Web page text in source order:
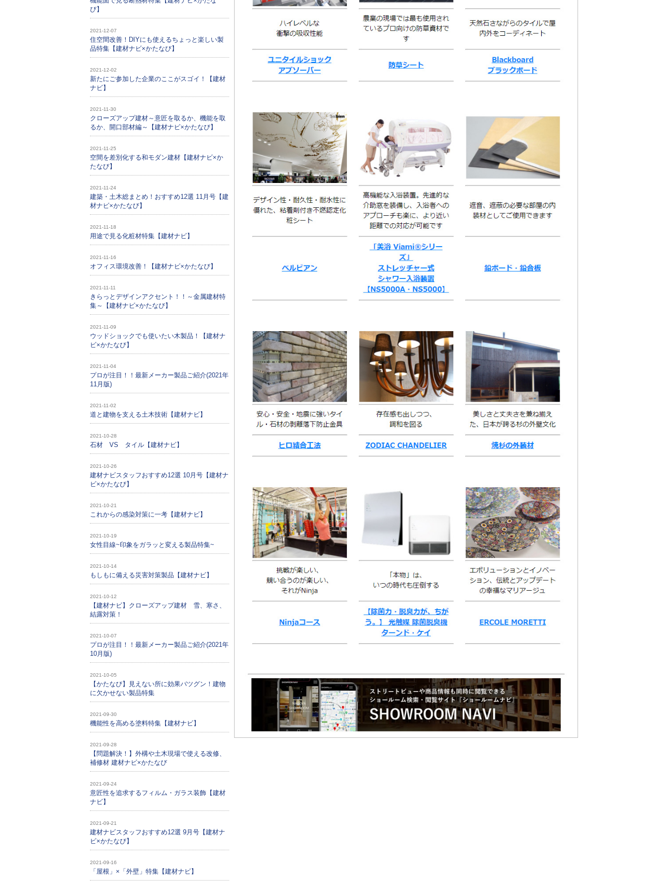
び】
2021-12-07
住空間改善！DIYにも使えるちょっと楽しい製
品特集【建材ナビ×かたなび】
2021-12-02
新たにご参加した企業のここがスゴイ！【建材
ナビ】
2021-11-30
クローズアップ建材～意匠を取るか、機能を取
るか、開口部材編～【建材ナビ×かたなび】
2021-11-25
空間を差別化する和モダン建材【建材ナビ×か
たなび】
2021-11-24
建築・土木総まとめ！おすすめ12選 11月号【建
材ナビ×かたなび】
2021-11-18
用途で見る化粧材特集【建材ナビ】
2021-11-16
オフィス環境改善！【建材ナビ×かたなび】
2021-11-11
きらっとデザインアクセント！！～金属建材特
集～【建材ナビ×かたなび】
2021-11-09
ウッドショックでも使いたい木製品！【建材ナ
ビ×かたなび】
2021-11-04
プロが注目！！最新メーカー製品ご紹介(2021年
11月版)
2021-11-02
道と建物を支える土木技術【建材ナビ】
2021-10-28
石材 VS タイル【建材ナビ】
2021-10-26
建材ナビスタッフおすすめ12選 10月号【建材ナ
ビ×かたなび】
2021-10-21
これからの感染対策に一考【建材ナビ】
2021-10-19
女性目線~印象をガラッと変える製品特集~
2021-10-14
もしもに備える災害対策製品【建材ナビ】
2021-10-12
【建材ナビ】クローズアップ建材 雪、寒さ、
結露対策！
2021-10-07
プロが注目！！最新メーカー製品ご紹介(2021年
10月版)
2021-10-05
【かたなび】見えない所に効果バツグン！建物
に欠かせない製品特集
2021-09-30
機能性を高める塗料特集【建材ナビ】
2021-09-28
【問題解決！】外構や土木現場で使える改修、
補修材 建材ナビ×かたなび
2021-09-24
意匠性を追求するフィルム・ガラス装飾【建材
ナビ】
2021-09-21
建材ナビスタッフおすすめ12選 9月号【建材ナ
ビ×かたなび】
2021-09-16
「屋根」×「外壁」特集【建材ナビ】